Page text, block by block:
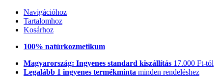
Navigációhoz
Tartalomhoz
Kosárhoz
100% natúrkozmetikum
Magyarország: Ingyenes standard kiszállítás 17.000 Ft-tól
Legalább 1 ingyenes termékminta minden rendeléshez